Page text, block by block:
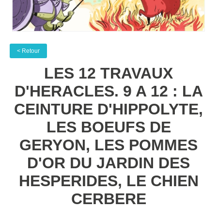
< Retour
LES 12 TRAVAUX
D'HERACLES. 9 A 12 : LA
CEINTURE D'HIPPOLYTE,
LES BOEUFS DE
GERYON, LES POMMES
D'OR DU JARDIN DES
HESPERIDES, LE CHIEN
CERBERE